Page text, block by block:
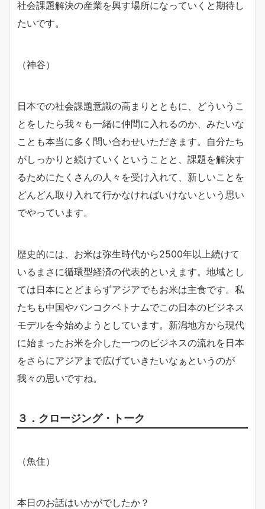
社会課題解決の産業を興す場所になっていくと期待し
たいです。
（神谷）
日本での社会課題意識の高まりとともに、どういうこ
とをしたら我々も一緒に仲間に入れるのか、みたいな
ことも本当に多く問い合わせいただきます。自分たち
がしっかりと続けていくということと、課題を解決す
るためにたくさんの人々を受け入れて、新しいことを
どんどん取り入れて行かなければいけないという思い
でやっています。
歴史的には、お米は弥生時代から2500年以上続けて
いるまさに循環型経済の代表的といえます。地域とし
ては日本にとどまらずアジアでもお米は主食です。私
たちも中国やバンコクベトナムでこの日本のビジネス
モデルを今始めようとしています。新潟地方から現代
に始まったお米を介した一つのビジネスの流れを日本
をさらにアジアまで広げていきたいなぁというのが
我々の思いですね。
３．クロージング・トーク
（魚住）
本日のお話はいかがでしたか？